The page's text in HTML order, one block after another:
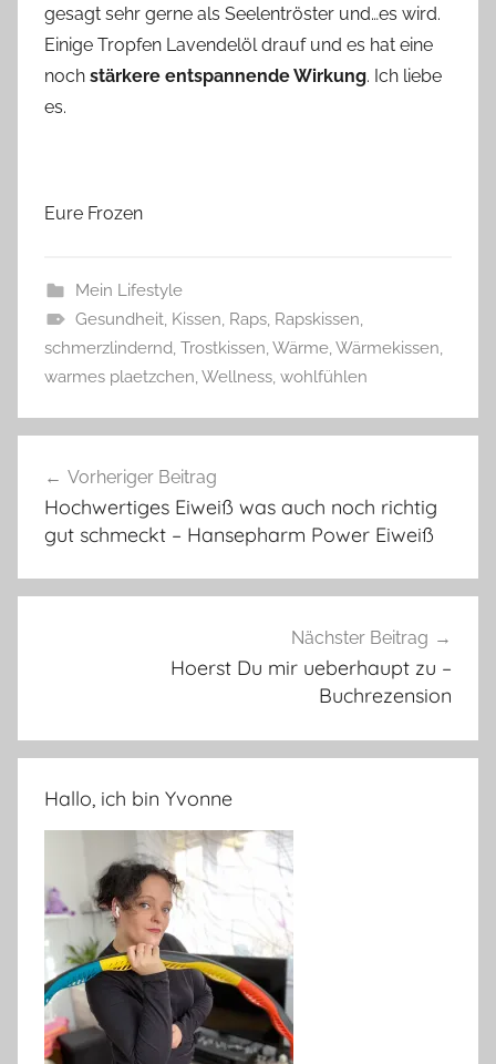
gesagt sehr gerne als Seelentröster und…es wird.
Einige Tropfen Lavendelöl drauf und es hat eine
noch stärkere entspannende Wirkung. Ich liebe
es.
Eure Frozen
Mein Lifestyle
Gesundheit, Kissen, Raps, Rapskissen,
schmerzlindernd, Trostkissen,Wärme,Wärmekissen,
warmes plaetzchen,Wellness, wohlfühlen
Vorheriger Beitrag
Hochwertiges Eiweiß was auch noch richtig
gut schmeckt – Hansepharm Power Eiweiß
Nächster Beitrag
Hoerst Du mir ueberhaupt zu –
Buchrezension
Hallo, ich bin Yvonne